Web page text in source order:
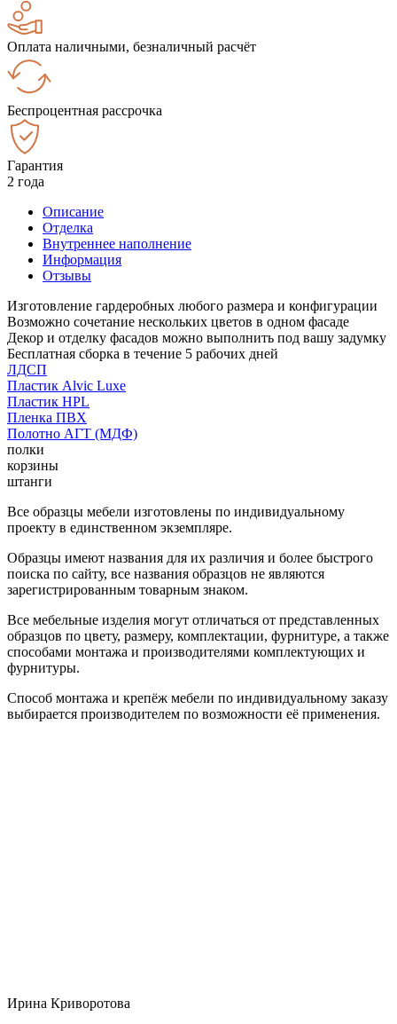
Оплата наличными, безналичный расчёт
Беспроцентная рассрочка
Гарантия
2 года
Описание
Отделка
Внутреннее наполнение
Информация
Отзывы
Изготовление гардеробных любого размера и конфигурации
Возможно сочетание нескольких цветов в одном фасаде
Декор и отделку фасадов можно выполнить под вашу задумку
Бесплатная сборка в течение 5 рабочих дней
ЛДСП
Пластик Alvic Luxe
Пластик HPL
Пленка ПВХ
Полотно АГТ (МДФ)
полки
корзины
штанги
Все образцы мебели изготовлены по индивидуальному
проекту в единственном экземпляре.
Образцы имеют названия для их различия и более быстрого
поиска по сайту, все названия образцов не являются
зарегистрированным товарным знаком.
Все мебельные изделия могут отличаться от представленных
образцов по цвету, размеру, комплектации, фурнитуре, а также
способами монтажа и производителями комплектующих и
фурнитуры.
Способ монтажа и крепёж мебели по индивидуальному заказу
выбирается производителем по возможности её применения.
Ирина Криворотова